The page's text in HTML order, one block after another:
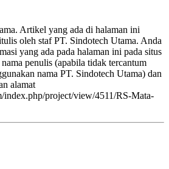
Artikel yang ada di halaman ini
oleh staf PT. Sindotech Utama. Anda
yang ada pada halaman ini pada situs
penulis (apabila tidak tercantum
nama PT. Sindotech Utama) dan
alamat
index.php/project/view/4511/RS-Mata-